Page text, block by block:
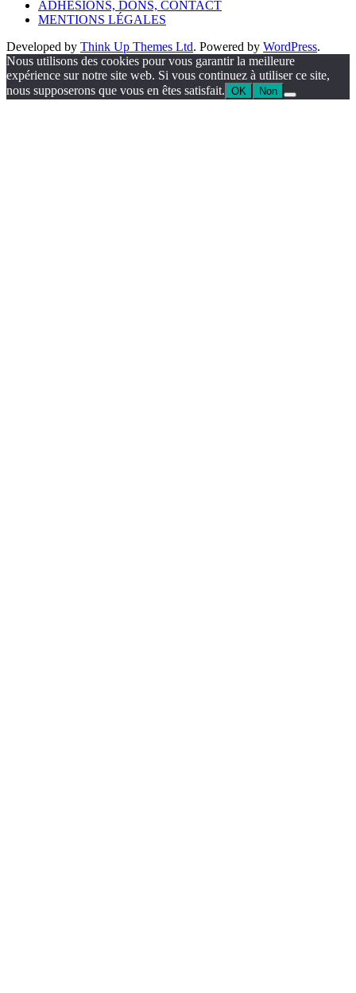
ADHÉSIONS, DONS, CONTACT
MENTIONS LÉGALES
Developed by Think Up Themes Ltd. Powered by WordPress.
Nous utilisons des cookies pour vous garantir la meilleure
expérience sur notre site web. Si vous continuez à utiliser ce site,
nous supposerons que vous en êtes satisfait. OK Non